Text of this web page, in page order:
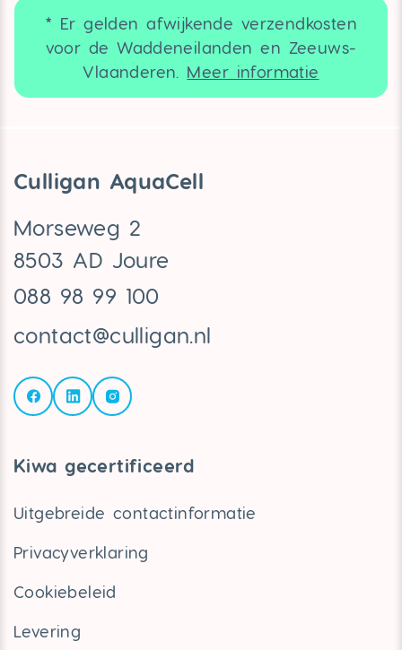
* Er gelden afwijkende verzendkosten
voor de Waddeneilanden en Zeeuws-
Vlaanderen. Meer informatie
Culligan AquaCell
Morseweg 2
8503 AD Joure
088 98 99 100
contact@culligan.nl
Kiwa gecertificeerd
Uitgebreide contactinformatie
Privacyverklaring
Cookiebeleid
Levering